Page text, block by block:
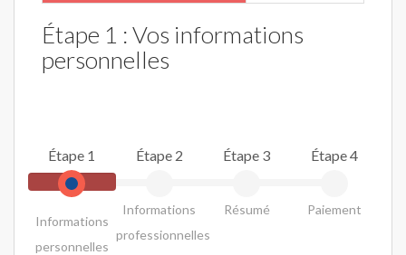
Étape 1 : Vos informations
personnelles
Étape 1
Informations
personnelles
Étape 2
Informations
professionnelles
Étape 3
Résumé
Étape 4
Paiement